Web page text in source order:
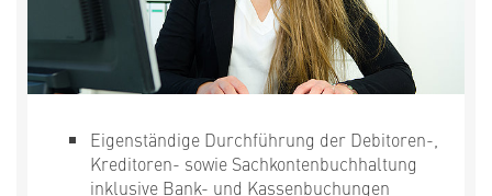
Eigenständige Durchführung der Debitoren-,
Kreditoren- sowie Sachkontenbuchhaltung
inklusive Bank- und Kassenbuchungen